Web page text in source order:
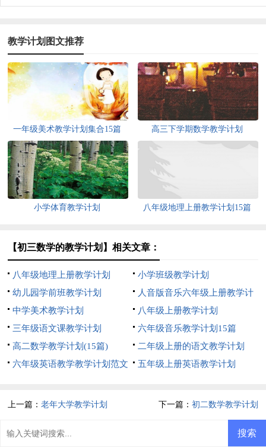
教学计划图文推荐
一年级美术教学计划集合15篇 高三下学期数学教学计划
小学体育教学计划 八年级地理上册教学计划15篇
【初三数学的教学计划】相关文章：
八年级地理上册教学计划
小学班级教学计划
幼儿园学前班教学计划
人音版音乐六年级上册教学计
划
中学美术教学计划
八年级上册教学计划
三年级语文课教学计划
六年级音乐教学计划15篇
高二数学教学计划(15篇)
二年级上册的语文教学计划
六年级英语教学教学计划范文
五年级上册英语教学计划
上一篇：老年大学教学计划 下一篇： 初二数学教学计划